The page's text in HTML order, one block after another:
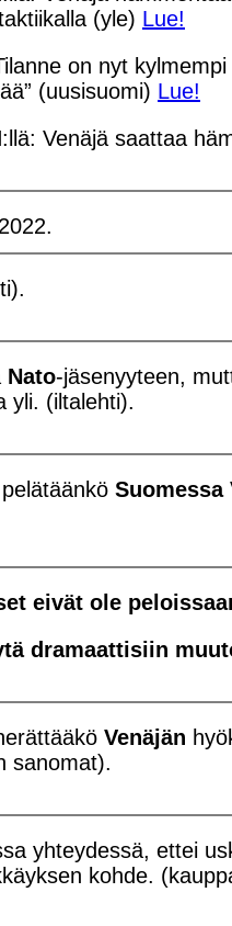
(yle) Lue!
on nyt
(uusisuomi) Lue!
Venäjä saattaa
Nato-jäsenyyteen,
yli. (iltalehti).
Suomessa
eivät ole
dramaattisiin
Venäjän
sanomat).
yhteydessä, ettei
kohde.